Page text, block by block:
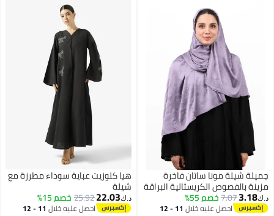
جميلة شيلة مونا ساتان فاخرة
مزينة بالفصوص الكريستالية البراقة
(ليلكي / لافندر ناعم)
د.ك‏3.18
7.07خصم 55%
احصل عليه خلال 11 - 12
هيا كلوزيت عباية سوداء مطرزة مع
شيلة
د.ك‏22.03
25.92خصم 15%
احصل عليه خلال 11 - 12